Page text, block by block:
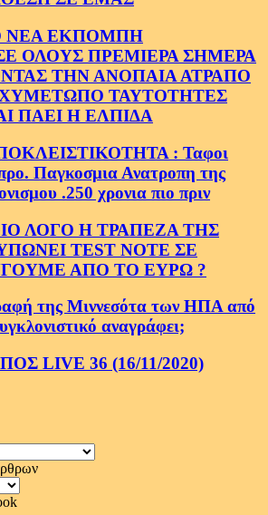
ΝΕΑ ΕΚΠΟΜΠΗ
ΟΛΟΥΣ ΠΡΕΜΙΕΡΑ ΣΗΜΕΡΑ
ΤΗΝ ΑΝΟΠΑΙΑ ΑΤΡΑΠΟ
ΤΑΥΤΟΤΗΤΕΣ
ΠΑΕΙ Η ΕΛΠΙΔΑ
: Ταφοι
Παγκοσμια Ανατροπη της
.250 χρονια πιο πριν
ΛΟΓΟ Η ΤΡΑΠΕΖΑ ΤΗΣ
TEST NOTE ΣΕ
ΑΠΟ ΤΟ ΕΥΡΩ ?
της Μιννεσότα των ΗΠΑ από
αναγράφει;
LIVE 36 (16/11/2020)